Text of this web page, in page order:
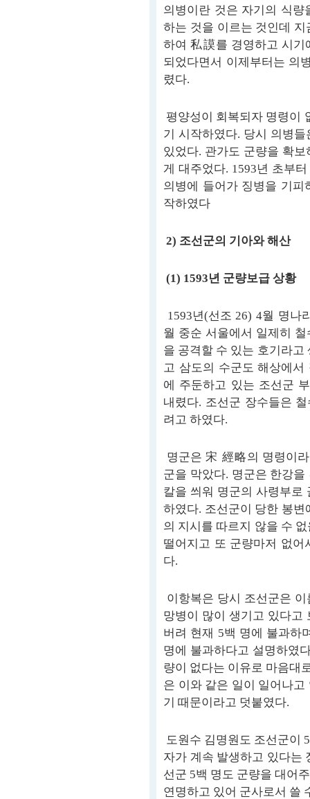
의병이란 것은 자기의 식
하는 것을 이르는 것인데
하여 私謨를 경영하고 시기
되었다면서 이제부터는 의
렸다.
평양성이 회복되자 명령이
기 시작하였다. 당시 의병
있었다. 관가도 군량을 확
게 대주었다. 1593년 초부
의병에 들어가 징병을 기
작하였다
2) 조선군의 기아와 해산
(1) 1593년 군량보급 상황
1593년(선조 26) 4월 명나
월 중순 서울에서 일제히
을 공격할 수 있는 호기라고
고 삼도의 수군도 해상에
에 주둔하고 있는 조선군
내렸다. 조선군 장수들은
려고 하였다.
명군은 宋 經略의 명령이
군을 막았다. 명군은 한강
칼을 씌워 명군의 사령부로
하였다. 조선군이 당한 봉
의 지시를 따르지 않을 수
떨어지고 또 군량마저 없
다.
이항복은 당시 조선군은
망병이 많이 생기고 있다고
버려 현재 5백 명에 불과하
명에 불과하다고 설명하였
량이 없다는 이유로 마음대
은 이와 같은 일이 일어나
기 때문이라고 덧붙였다.
도원수 김명원도 조선군이
자가 계속 발생하고 있다는
선군 5백 명도 군량을 대어
연명하고 있어 군사로서 쓸